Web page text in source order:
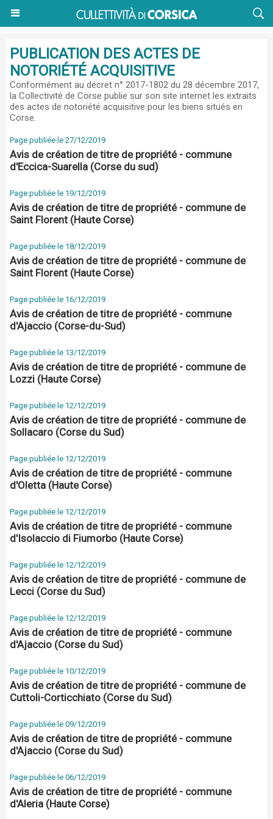
PUBLICATION DES ACTES DE
NOTORIÉTÉ ACQUISITIVE
Conformément au décret n° 2017-1802 du 28 décembre 2017,
la Collectivité de Corse publie sur son site internet les extraits
des actes de notoriété acquisitive pour les biens situés en
Corse.
Page publiée le 27/12/2019
Avis de création de titre de propriété - commune
d'Eccica-Suarella (Corse du sud)
Page publiée le 19/12/2019
Avis de création de titre de propriété - commune de
Saint Florent (Haute Corse)
Page publiée le 18/12/2019
Avis de création de titre de propriété - commune de
Saint Florent (Haute Corse)
Page publiée le 16/12/2019
Avis de création de titre de propriété - commune
d'Ajaccio (Corse-du-Sud)
Page publiée le 13/12/2019
Avis de création de titre de propriété - commune de
Lozzi (Haute Corse)
Page publiée le 12/12/2019
Avis de création de titre de propriété - commune de
Sollacaro (Corse du Sud)
Page publiée le 12/12/2019
Avis de création de titre de propriété - commune
d'Oletta (Haute Corse)
Page publiée le 12/12/2019
Avis de création de titre de propriété - commune
d'Isolaccio di Fiumorbo (Haute Corse)
Page publiée le 12/12/2019
Avis de création de titre de propriété - commune de
Lecci (Corse du Sud)
Page publiée le 12/12/2019
Avis de création de titre de propriété - commune
d'Ajaccio (Corse du Sud)
Page publiée le 10/12/2019
Avis de création de titre de propriété - commune de
Cuttoli-Corticchiato (Corse du Sud)
Page publiée le 09/12/2019
Avis de création de titre de propriété - commune
d'Ajaccio (Corse du Sud)
Page publiée le 06/12/2019
Avis de création de titre de propriété - commune
d'Aleria (Haute Corse)